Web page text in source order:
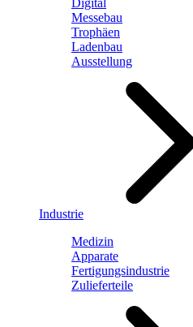
Digital
Messebau
Trophäen
Ladenbau
Ausstellung
Industrie
Medizin
Apparate
Fertigungsindustrie
Zulieferteile